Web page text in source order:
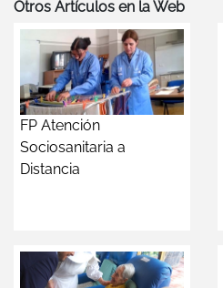
Otros Artículos en la Web
FP Atención
Sociosanitaria a
Distancia